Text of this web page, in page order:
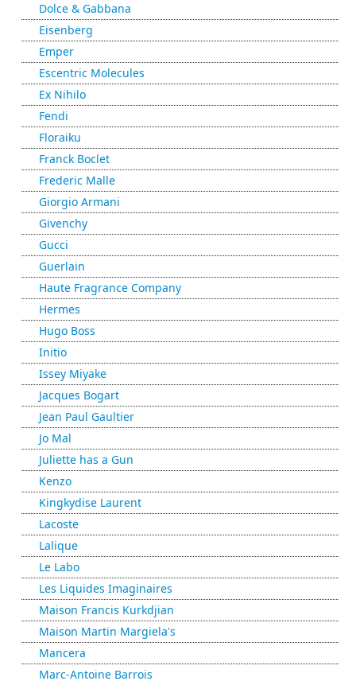
Dolce & Gabbana
Eisenberg
Emper
Escentric Molecules
Ex Nihilo
Fendi
Floraiku
Franck Boclet
Frederic Malle
Giorgio Armani
Givenchy
Gucci
Guerlain
Haute Fragrance Company
Hermes
Hugo Boss
Initio
Issey Miyake
Jacques Bogart
Jean Paul Gaultier
Jo Mal
Juliette has a Gun
Kenzo
Kingkydise Laurent
Lacoste
Lalique
Le Labo
Les Liquides Imaginaires
Maison Francis Kurkdjian
Maison Martin Margiela's
Mancera
Marc-Antoine Barrois